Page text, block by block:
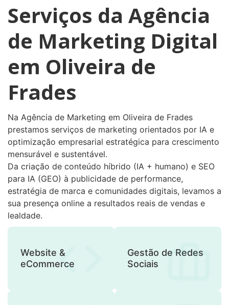
Serviços da Agência
de Marketing Digital
em Oliveira de
Frades
Na Agência de Marketing em Oliveira de Frades
prestamos serviços de marketing orientados por IA e
optimização empresarial estratégica para crescimento
mensurável e sustentável.
Da criação de conteúdo híbrido (IA + humano) e SEO
para IA (GEO) à publicidade de performance,
estratégia de marca e comunidades digitais, levamos a
sua presença online a resultados reais de vendas e
lealdade.
Website &
eCommerce
Gestão de Redes
Sociais